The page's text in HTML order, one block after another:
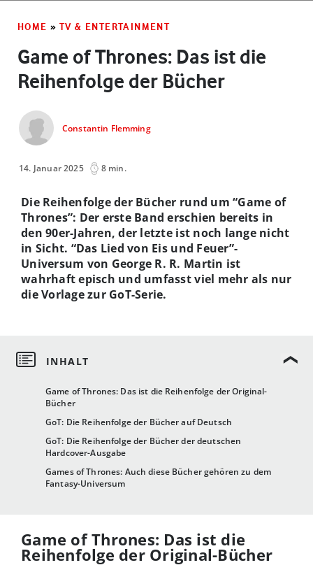
HOME » TV & ENTERTAINMENT
Game of Thrones: Das ist die
Reihenfolge der Bücher
Constantin Flemming
14. Januar 2025 8 min.
Game of Thrones: Das ist die Reihenfolge der Original-
Bücher
GoT: Die Reihenfolge der Bücher auf Deutsch
GoT: Die Reihenfolge der Bücher der deutschen
Hardcover-Ausgabe
Games of Thrones: Auch diese Bücher gehören zu dem
Fantasy-Universum
Die Reihenfolge der Bücher rund um “Game of
Thrones”: Der erste Band erschien bereits in
den 90er-Jahren, der letzte ist noch lange nicht
in Sicht. “Das Lied von Eis und Feuer”-
Universum von George R. R. Martin ist
wahrhaft episch und umfasst viel mehr als nur
die Vorlage zur GoT-Serie.
Game of Thrones: Das ist die
Reihenfolge der Original-Bücher